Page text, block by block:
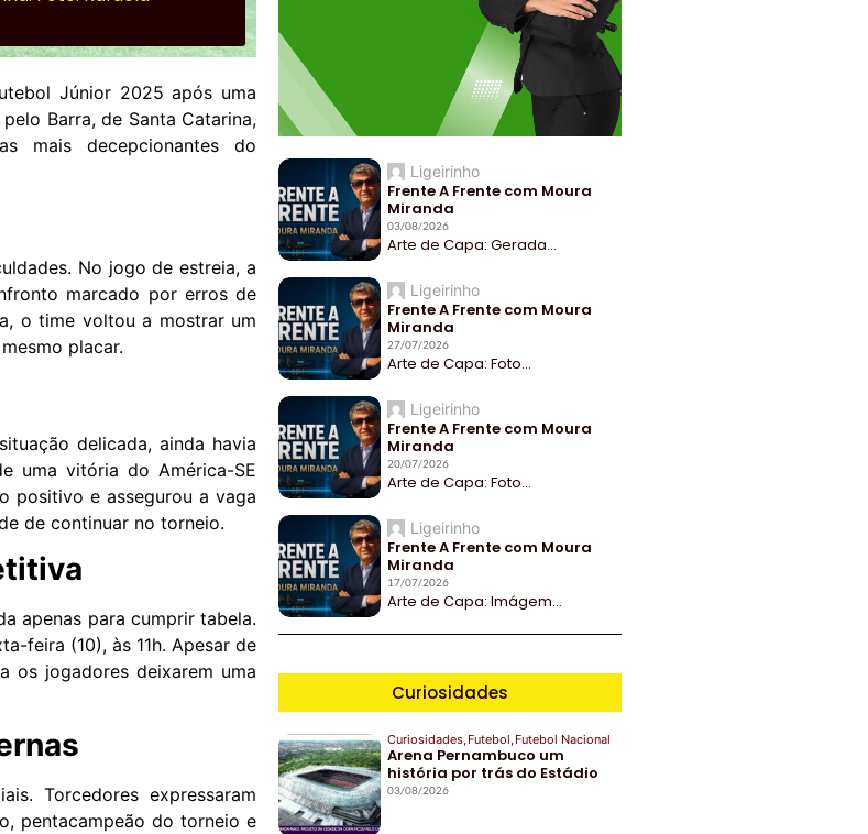
Júnior 2025 após uma
Barra, de Santa Catarina,
mais decepcionantes do
No jogo de estreia, a
marcado por erros de
o time voltou a mostrar um
placar.
delicada, ainda havia
uma vitória do América-SE
positivo e assegurou a vaga
de continuar no torneio.
apenas para cumprir tabela.
feira (10), às 11h. Apesar de
os jogadores deixarem uma
Torcedores expressaram
pentacampeão do torneio e
Ligeirinho
Frente A Frente com Moura
Miranda
03/08/2026
Arte de Capa: Gerada...
Ligeirinho
Frente A Frente com Moura
Miranda
27/07/2026
Arte de Capa: Foto...
Ligeirinho
Frente A Frente com Moura
Miranda
20/07/2026
Arte de Capa: Foto...
Ligeirinho
Frente A Frente com Moura
Miranda
17/07/2026
Arte de Capa: Imágem...
Curiosidades
Curiosidades Futebol Futebol Nacional
Arena Pernambuco um
história por trás do Estádio
03/08/2026